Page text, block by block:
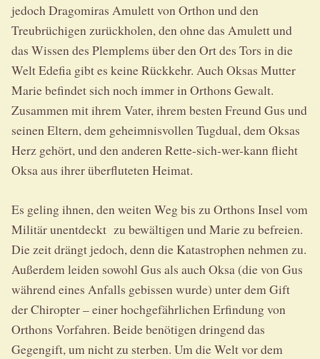
jedoch Dragomiras Amulett von Orthon und den
Treubrüchigen zurückholen, den ohne das Amulett und
das Wissen des Plemplems über den Ort des Tors in die
Welt Edefia gibt es keine Rückkehr. Auch Oksas Mutter
Marie befindet sich noch immer in Orthons Gewalt.
Zusammen mit ihrem Vater, ihrem besten Freund Gus und
seinen Eltern, dem geheimnisvollen Tugdual, dem Oksas
Herz gehört, und den anderen Rette-sich-wer-kann flieht
Oksa aus ihrer überfluteten Heimat.
Es geling ihnen, den weiten Weg bis zu Orthons Insel vom
Militär unentdeckt zu bewältigen und Marie zu befreien.
Die zeit drängt jedoch, denn die Katastrophen nehmen zu.
Außerdem leiden sowohl Gus als auch Oksa (die von Gus
während eines Anfalls gebissen wurde) unter dem Gift
der Chiropter – einer hochgefährlichen Erfindung von
Orthons Vorfahren. Beide benötigen dringend das
Gegengift, um nicht zu sterben. Um die Welt vor dem